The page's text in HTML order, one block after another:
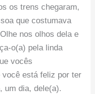
os trens chegaram,
que costumava
nos olhos dela e
o(a) pela linda
vocês
está feliz por ter
um dia, dele(a).